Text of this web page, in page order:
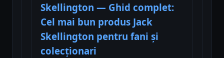
Skellington — Ghid complet:
Cel mai bun produs Jack
Skellington pentru fani și
colecționari